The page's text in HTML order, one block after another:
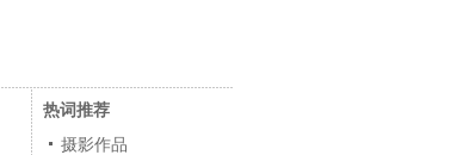
热词推荐
摄影作品